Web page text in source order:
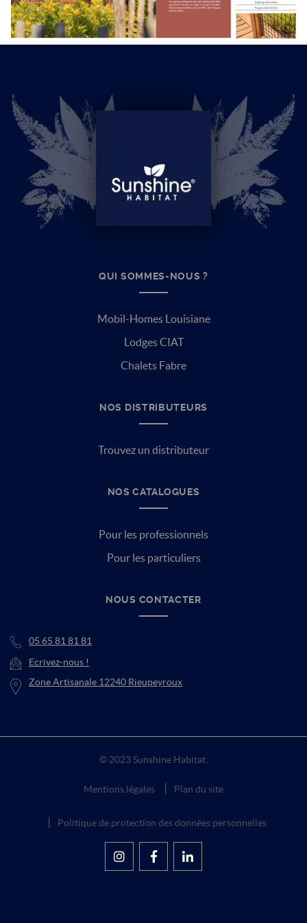
QUI SOMMES-NOUS ?
Mobil-Homes Louisiane
Lodges CIAT
Chalets Fabre
NOS DISTRIBUTEURS
Trouvez un distributeur
NOS CATALOGUES
Pour les professionnels
Pour les particuliers
NOUS CONTACTER
05 65 81 81 81
Ecrivez-nous !
Zone Artisanale 12240 Rieupeyroux
© 2023 Sunshine Habitat.
Mentions légales Plan du site
Politique de protection des données personnelles